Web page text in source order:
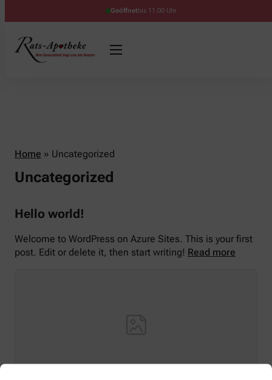
Geöffnetbis 11:00 Uhr
Home » Uncategorized
Uncategorized
Hello world!
Welcome to WordPress on Azure Sites. This is your first
post. Edit or delete it, then start writing! Read more